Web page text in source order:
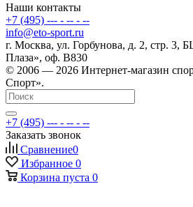
Наши контакты
+7 (495) --- - -- - --
info@eto-sport.ru
г. Москва, ул. Горбунова, д. 2, стр. 3,
Плаза», оф. В830
© 2006 — 2026 Интернет-магазин
Спорт».
+7 (495) --- - -- - --
Заказать звонок
Сравнение0
Избранное 0
Корзина пуста 0